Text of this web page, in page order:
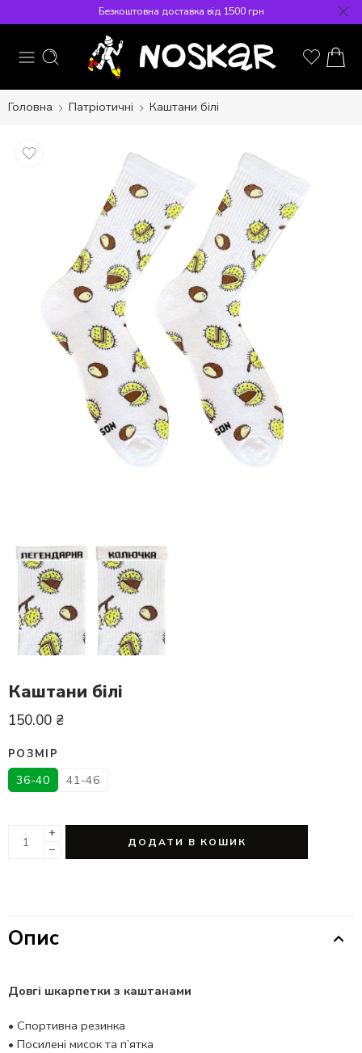
Безкоштовна доставка від 1500 грн
Головна Патріотичні Каштани білі
Каштани білі
150.00 ₴
РОЗМІР
36-40 41-46
+
−
ДОДАТИ В КОШИК
Опис
Довгі шкарпетки з каштанами
• Спортивна резинка
• Посилені мисок та п’ятка